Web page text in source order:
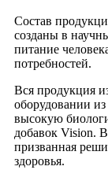
Состав
созданы в
питание
потребностей.
Вся продукция
оборудовании
высокую
добавок Vision.
призванная
здоровья.